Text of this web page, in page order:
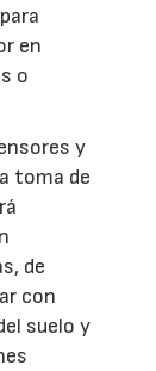
en
o
y
toma de
de
con
suelo y